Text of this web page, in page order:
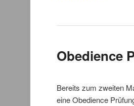
Obedience
Bereits zum zweiten
eine Obedience